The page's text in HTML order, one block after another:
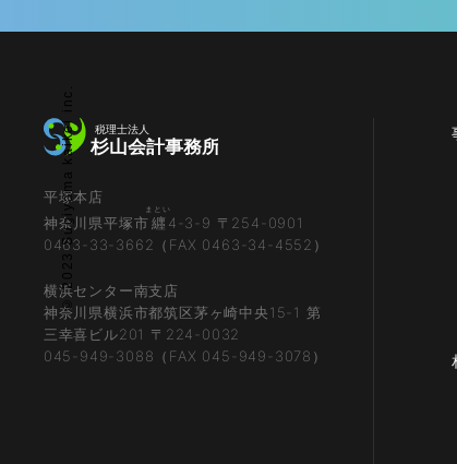
© 2023 Sugiyama kaikei inc.
平塚本店
神奈川県平塚市纒
まとい
4-3-9 〒254-0901
0463-33-3662（FAX 0463-34-4552）
横浜センター南支店
神奈川県横浜市都筑区茅ヶ崎中央15-1 第
三幸喜ビル201 〒224-0032
045-949-3088（FAX 045-949-3078）